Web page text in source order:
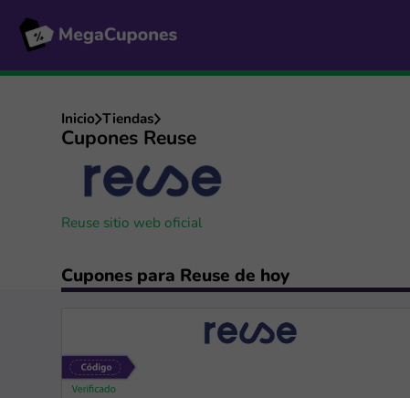
Inicio Tiendas
Cupones Reuse
Reuse sitio web oficial
Cupones para Reuse de hoy